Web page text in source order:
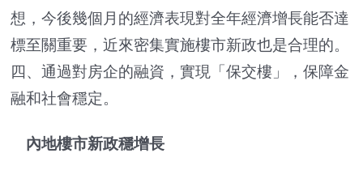
想，今後幾個月的經濟表現對全年經濟增長能否達
標至關重要，近來密集實施樓市新政也是合理的。
四、通過對房企的融資，實現「保交樓」，保障金
融和社會穩定。
內地樓市新政穩增長